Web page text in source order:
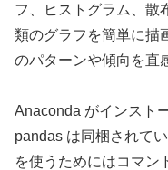
フ、ヒストグラム、散
類のグラフを簡単に描
のパターンや傾向を直
Anaconda がインスト
pandas は同梱されて
を使うためにはコマン